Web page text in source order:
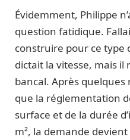
Évidemment, Philippe
question fatidique.
construire pour ce type
dictait la vitesse, mais il
bancal. Après
que la réglementation
surface et de la durée
m², la demande